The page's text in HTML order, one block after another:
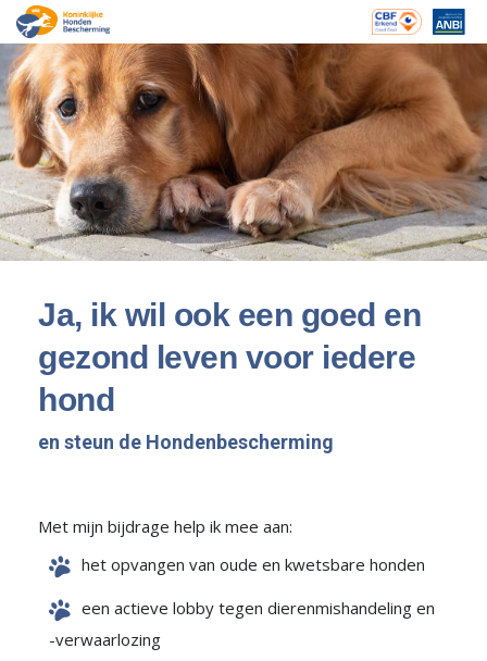
Ja, ik wil ook een goed en
gezond leven voor iedere
hond
en steun de Hondenbescherming
Met mijn bijdrage help ik mee aan:
het opvangen van oude en kwetsbare honden
een actieve lobby tegen dierenmishandeling en
-verwaarlozing